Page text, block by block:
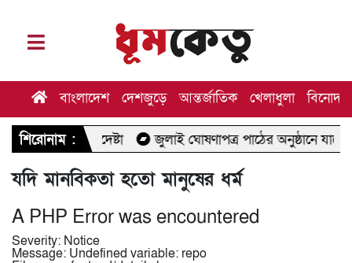
বাংলাদেশ দেশজুড়ে আন্তর্জাতিক খেলাধুলা বিনোদন
শিরোনাম : জুলাই ঘোষণাপত্র পাঠের অনুষ্ঠানে যাচ্ছেন মির্জা
যদি মানবিকতা হতো মানুষের ধর্ম
A PHP Error was encountered
Severity: Notice
Message: Undefined variable: repo